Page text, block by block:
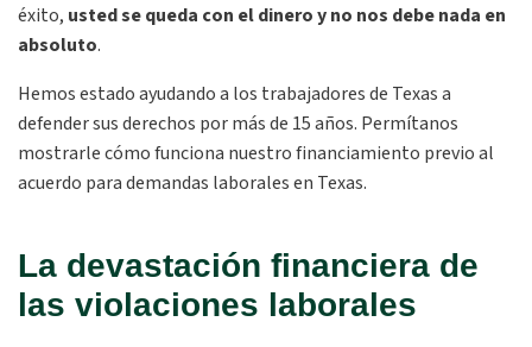
éxito, usted se queda con el dinero y no nos debe nada en
absoluto.
Hemos estado ayudando a los trabajadores de Texas a
defender sus derechos por más de 15 años. Permítanos
mostrarle cómo funciona nuestro financiamiento previo al
acuerdo para demandas laborales en Texas.
La devastación financiera de
las violaciones laborales